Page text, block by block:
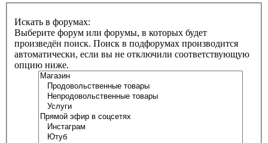
Искать в форумах:
Выберите форум или форумы, в которых будет
произведён поиск. Поиск в подфорумах производится
автоматически, если вы не отключили соответствующую
опцию ниже.